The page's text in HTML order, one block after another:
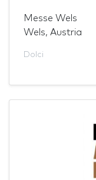
Messe Wels
Wels, Austria
Dolci